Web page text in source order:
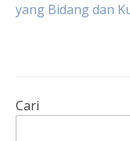
pos
yang Bidang dan
Cari